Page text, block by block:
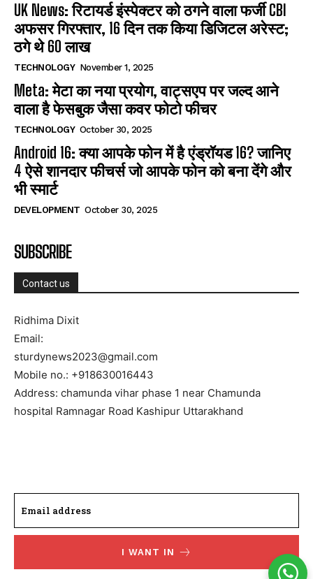
UK News: रिटायर्ड इंस्पेक्टर को ठगने वाला फर्जी CBI
अफसर गिरफ्तार, 16 दिन तक किया डिजिटल अरेस्ट;
ठगे थे 60 लाख
TECHNOLOGY November 1, 2025
Meta: मेटा का नया प्रयोग, वाट्सएप पर जल्द आने
वाला है फेसबुक जैसा कवर फोटो फीचर
TECHNOLOGY October 30, 2025
Android 16: क्या आपके फोन में है एंड्रॉयड 16? जानिए
4 ऐसे शानदार फीचर्स जो आपके फोन को बना देंगे और
भी स्मार्ट
DEVELOPMENT October 30, 2025
SUBSCRIBE
Contact us
Ridhima Dixit
Email:
sturdynews2023@gmail.com
Mobile no.: +918630016443
Address: chamunda vihar phase 1 near Chamunda
hospital Ramnagar Road Kashipur Uttarakhand
I WANT IN